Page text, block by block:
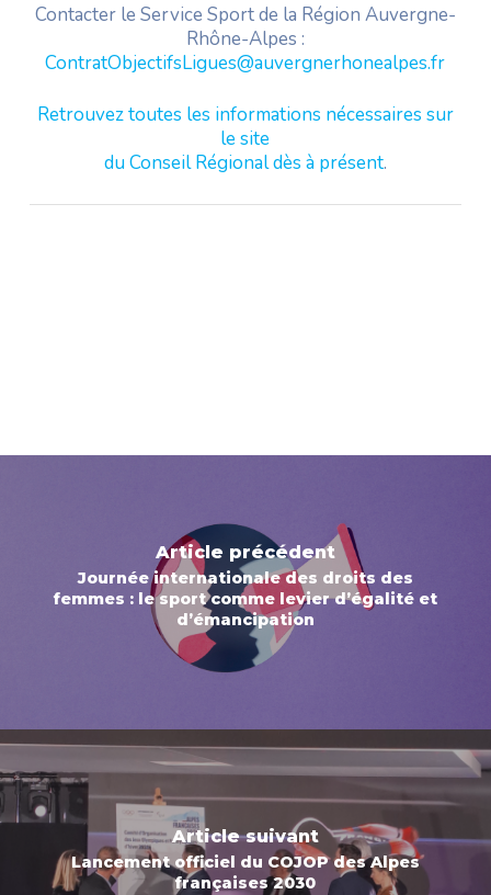
Contacter le Service Sport de la Région Auvergne-
Rhône-Alpes :
ContratObjectifsLigues@auvergnerhonealpes.fr
Retrouvez toutes les informations nécessaires sur
le site
du Conseil Régional dès à présent.
Article précédent
Journée internationale des droits des
femmes : le sport comme levier d’égalité et
d’émancipation
Article suivant
Lancement officiel du COJOP des Alpes
françaises 2030